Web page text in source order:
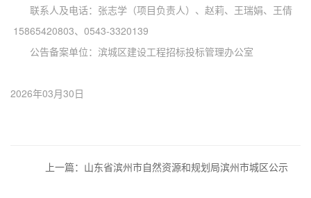
联系人及电话：张志学（项目负责人）、赵莉、王瑞娟、王倩
15865420803、0543-3320139
公告备案单位：滨城区建设工程招标投标管理办公室
2026年03月30日
上一篇：山东省滨州市自然资源和规划局滨州市城区公示